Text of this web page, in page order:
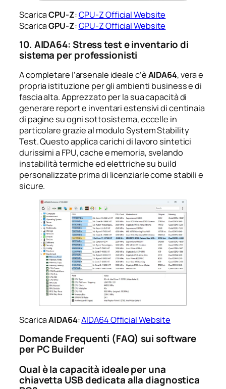
ScaricaCPU-Z:CPU-Z Official Website
ScaricaGPU-Z:GPU-Z Official Website
10. AIDA64: Stress test e inventario di
sistema per professionisti
A completare l’arsenale ideale c’èAIDA64, vera e
propria istituzione per gli ambienti business e di
fascia alta. Apprezzato per la sua capacità di
generare report e inventari estensivi di centinaia
di pagine su ogni sottosistema, eccelle in
particolare grazie al moduloSystem Stability
Test. Questo applica carichi di lavoro sintetici
durissimi a FPU, cache e memoria, svelando
instabilità termiche ed elettriche su build
personalizzate prima di licenziarle come stabili e
sicure.
ScaricaAIDA64:AIDA64 Official Website
Domande Frequenti (FAQ) sui software
per PC Builder
Qual è la capacità ideale per una
chiavetta USB dedicata alla diagnostica